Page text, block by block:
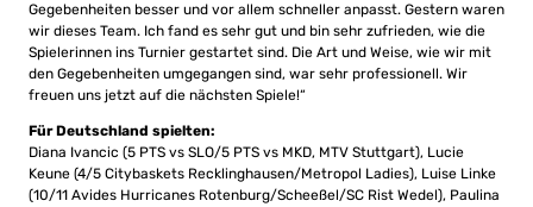
Gegebenheiten besser und vor allem schneller anpasst. Gestern waren
wir dieses Team. Ich fand es sehr gut und bin sehr zufrieden, wie die
Spielerinnen ins Turnier gestartet sind. Die Art und Weise, wie wir mit
den Gegebenheiten umgegangen sind, war sehr professionell. Wir
freuen uns jetzt auf die nächsten Spiele!“
Für Deutschland spielten:
Diana Ivancic (5 PTS vs SLO/5 PTS vs MKD, MTV Stuttgart), Lucie
Keune (4/5 Citybaskets Recklinghausen/Metropol Ladies), Luise Linke
(10/11 Avides Hurricanes Rotenburg/Scheeßel/SC Rist Wedel), Paulina